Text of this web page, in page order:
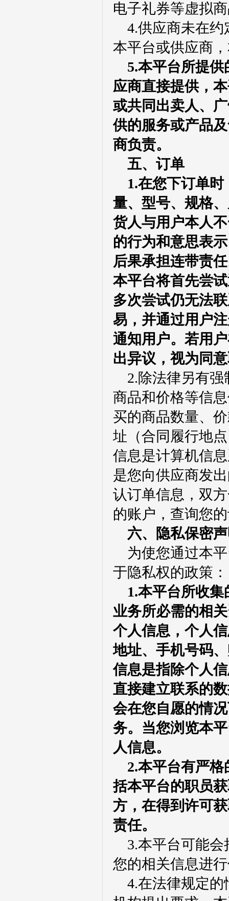
电子礼券等虚拟
4.供应商未在
本平台或供应商
5.本平台所提
应商直接提供，
或共同出卖人、
供的服务或产品
商负责。
五、订单
1.在您下订单
量、型号、规格
货人与用户本人
的行为和意思表
后果承担连带责
本平台将首先尝
多次尝试仍无法
易，并通过用户
通知用户。若用
出异议，视为同
2.除法律另有
商品和价格等信
买的商品数量、
址（合同履行地
信息是计算机信
是您向供应商发
认订单信息，双
的账户，查询您
六、隐私保密
为使您通过本
于隐私权的政策：
1.本平台所收
业务所必需的相
个人信息，个人
地址、手机号码
信息是指除个人
直接建立联系的
会在您自愿的情
务。当您浏览本
人信息。
2.本平台有严
括本平台的职员
方，在得到许可
责任。
3.本平台可能
您的相关信息进
4.在法律规定